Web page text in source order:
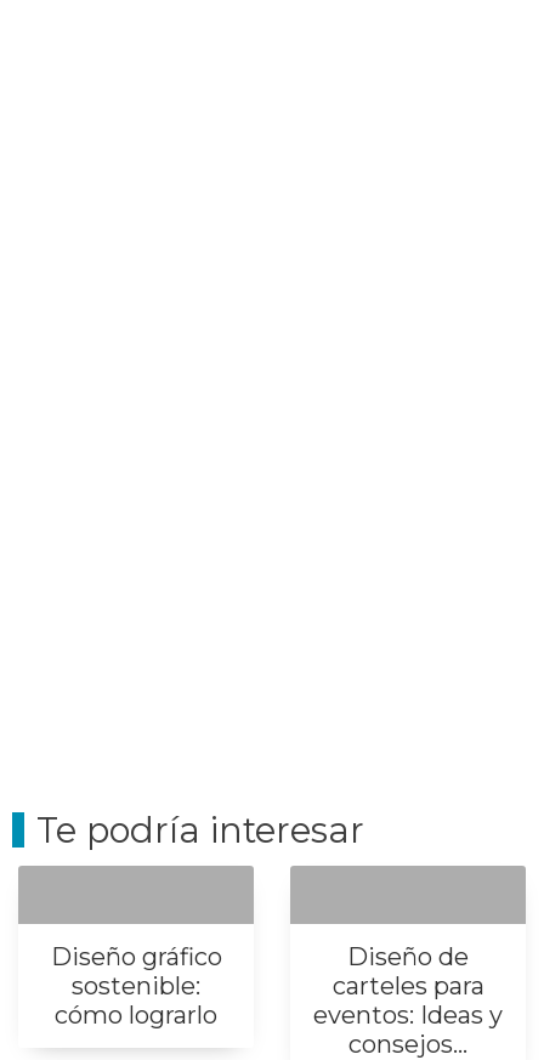
Te podría interesar
Diseño gráfico
sostenible:
cómo lograrlo
Diseño de
carteles para
eventos: Ideas y
consejos...